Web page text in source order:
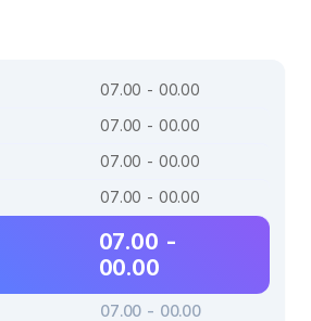
07.00 - 00.00
07.00 - 00.00
07.00 - 00.00
07.00 - 00.00
07.00 -
00.00
07.00 - 00.00